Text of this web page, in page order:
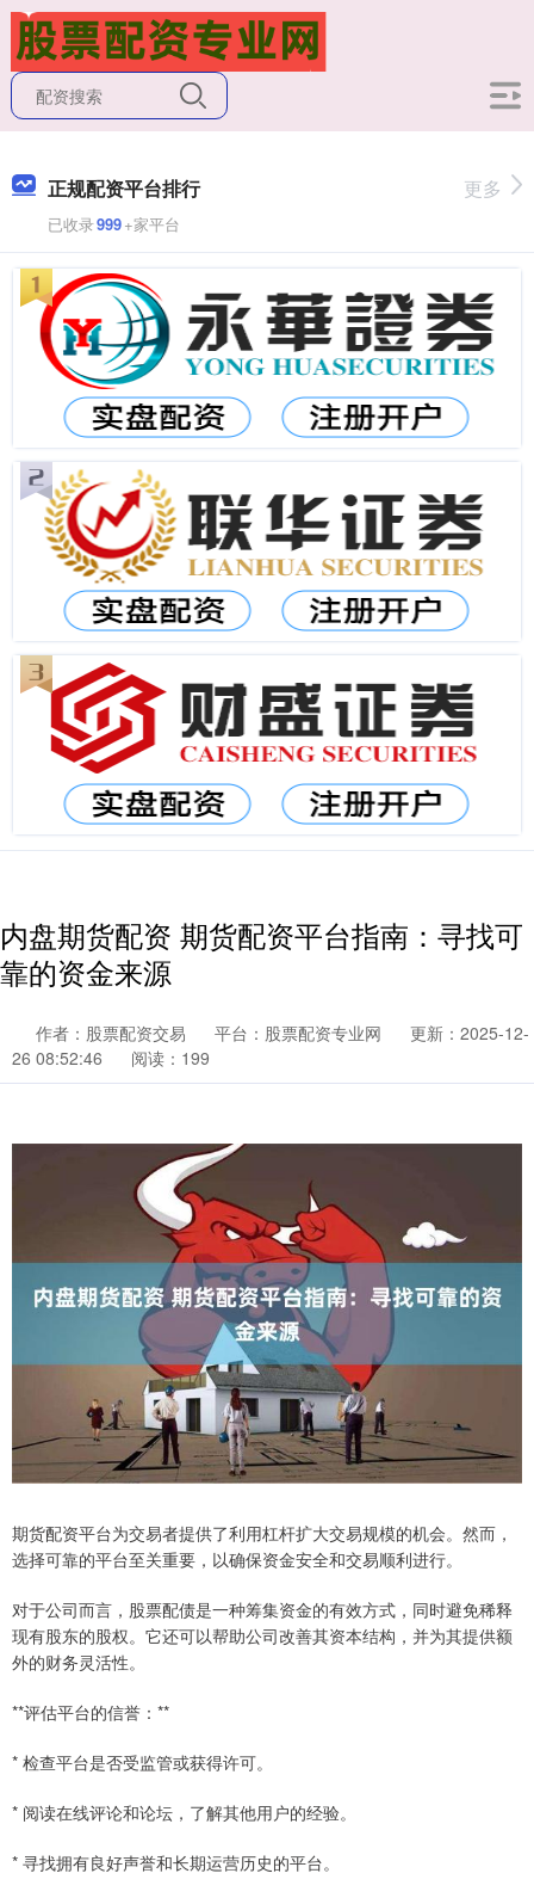
正规配资平台排行
已收录999+家平台
更多
内盘期货配资 期货配资平台指南：寻找可
靠的资金来源
作者：股票配资交易 平台：股票配资专业网
更新：2025-12-
26 08:52:46
阅读：199
期货配资平台为交易者提供了利用杠杆扩大交易规模的机会。然而，
选择可靠的平台至关重要，以确保资金安全和交易顺利进行。
对于公司而言，股票配债是一种筹集资金的有效方式，同时避免稀释
现有股东的股权。它还可以帮助公司改善其资本结构，并为其提供额
外的财务灵活性。
**评估平台的信誉：**
* 检查平台是否受监管或获得许可。
* 阅读在线评论和论坛，了解其他用户的经验。
* 寻找拥有良好声誉和长期运营历史的平台。